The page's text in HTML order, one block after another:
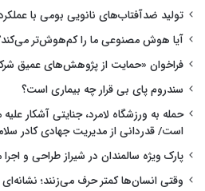
تولید ضدآفتاب‌های نانویی بومی با
آیا هوش مصنوعی ما را کم‌هوش‌تر
فراخوان «حمایت از پژوهش‌های عمیق
سندروم پای بی قرار چه بیماری است؟
حمله به ورزشگاه لامرد، جنایتی آشکار
است/ قدردانی از مدیریت جهادی کادر
پارک ویژه سالمندان در شیراز طراحی و
وقتی انسان‌ها کمتر حرف می‌زنند؛